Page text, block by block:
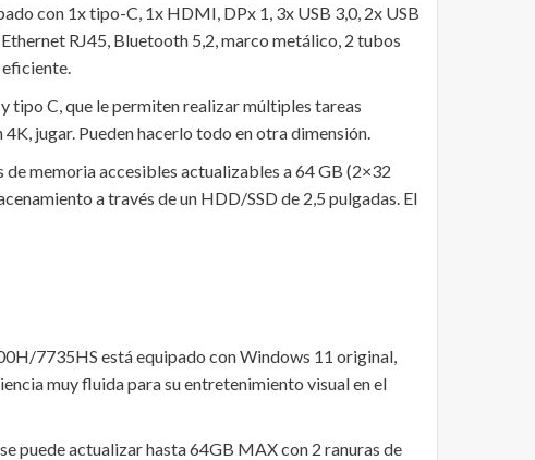
con 1x tipo-C, 1x HDMI, DPx 1, 3x USB 3,0, 2x USB
RJ45, Bluetooth 5,2, marco metálico, 2 tubos
tipo C, que le permiten realizar múltiples tareas
jugar. Pueden hacerlo todo en otra dimensión.
memoria accesibles actualizables a 64 GB (2×32
a través de un HDD/SSD de 2,5 pulgadas. El
7735HS está equipado con Windows 11 original,
muy fluida para su entretenimiento visual en el
puede actualizar hasta 64GB MAX con 2 ranuras de